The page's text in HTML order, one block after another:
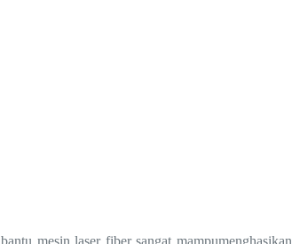
mesin laser fiber sangat mampumenghasikan